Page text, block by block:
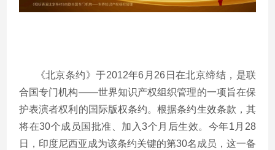
《北京条约》于2012年6月26日在北京缔结，是联
合国专门机构——世界知识产权组织管理的一项旨在保
护表演者权利的国际版权条约。根据条约生效条款，其
将在30个成员国批准、加入3个月后生效。今年1月28
日，印度尼西亚成为该条约关键的第30名成员，这一备